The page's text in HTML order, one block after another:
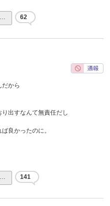
62
から
出すなんて無責任だし
良かったのに。
141